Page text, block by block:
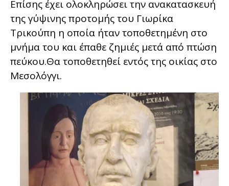
Επίσης έχει ολοκληρώσει την ανακατασκευή
της γύψινης προτομής του Γιωρίκα
Τρικούπη η οποία ήταν τοποθετημένη στο
μνήμα του και έπαθε ζημιές μετά από πτώση
πεύκου.Θα τοποθετηθεί εντός της οικίας στο
Μεσολόγγι.